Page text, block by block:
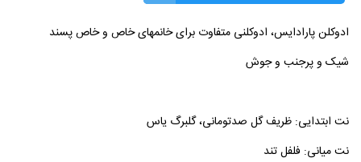
ادوکلن پارادایس، ادوکلنی متفاوت برای خانمهای خاص و خاص پسند
شیک و پرجنب و جوش
نت ابتدایی: ظریف گل صدتومانی، گلبرگ یاس
نت میانی: فلفل تند